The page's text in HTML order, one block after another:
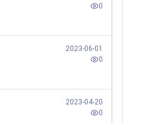
0
2023-06-01
0
2023-04-20
0